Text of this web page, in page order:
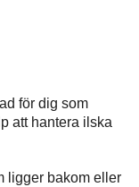
för dig som
att hantera ilska
ligger bakom eller